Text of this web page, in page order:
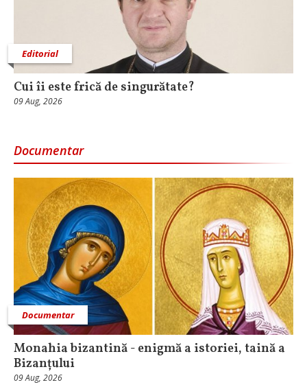
Editorial
Cui îi este frică de singurătate?
09 Aug, 2026
Documentar
Documentar
Monahia bizantină - enigmă a istoriei, taină a
Bizanțului
09 Aug, 2026